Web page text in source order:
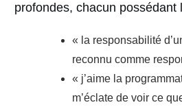
profondes, chacun possédant
« la responsabilité
reconnu comme
« j’aime la
m’éclate de voir ce